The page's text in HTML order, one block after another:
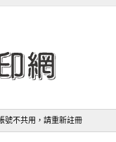
號不共用，請重新註冊